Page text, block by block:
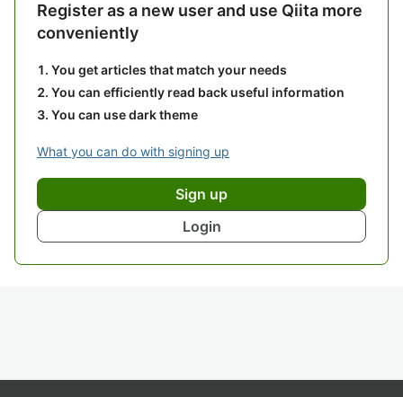
Register as a new user and use Qiita more
conveniently
You get articles that match your needs
You can efficiently read back useful information
You can use dark theme
What you can do with signing up
Sign up
Login